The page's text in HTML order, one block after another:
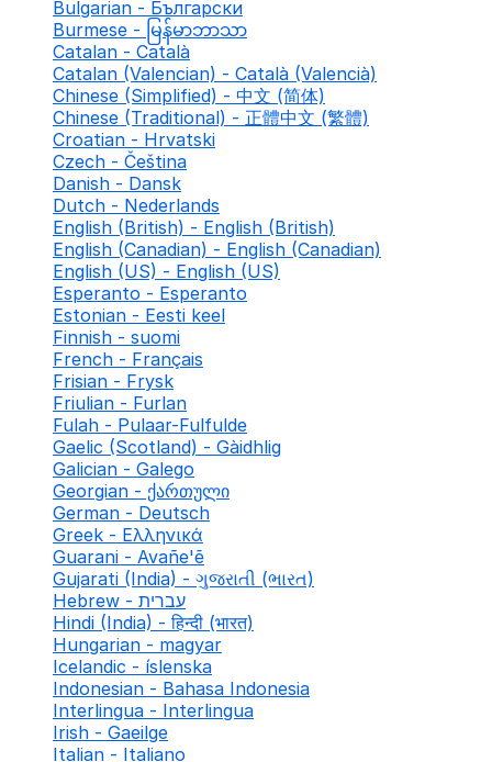
Bulgarian - Български
Burmese - မြန်မာဘာသာ
Catalan - Català
Catalan (Valencian) - Català (Valencià)
Chinese (Simplified) - 中文 (简体)
Chinese (Traditional) - 正體中文 (繁體)
Croatian - Hrvatski
Czech - Čeština
Danish - Dansk
Dutch - Nederlands
English (British) - English (British)
English (Canadian) - English (Canadian)
English (US) - English (US)
Esperanto - Esperanto
Estonian - Eesti keel
Finnish - suomi
French - Français
Frisian - Frysk
Friulian - Furlan
Fulah - Pulaar-Fulfulde
Gaelic (Scotland) - Gàidhlig
Galician - Galego
Georgian - ქართული
German - Deutsch
Greek - Ελληνικά
Guarani - Avañe'ẽ
Gujarati (India) - ગુજરાતી (ભારત)
Hebrew - עברית
Hindi (India) - हिन्दी (भारत)
Hungarian - magyar
Icelandic - íslenska
Indonesian - Bahasa Indonesia
Interlingua - Interlingua
Irish - Gaeilge
Italian - Italiano